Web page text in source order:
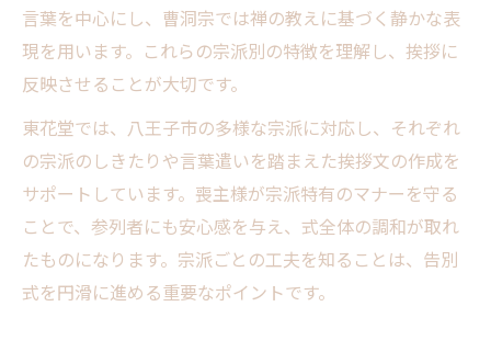
言葉を中心にし、曹洞宗では禅の教えに基づく静かな表
現を用います。これらの宗派別の特徴を理解し、挨拶に
反映させることが大切です。
東花堂では、八王子市の多様な宗派に対応し、それぞれ
の宗派のしきたりや言葉遣いを踏まえた挨拶文の作成を
サポートしています。喪主様が宗派特有のマナーを守る
ことで、参列者にも安心感を与え、式全体の調和が取れ
たものになります。宗派ごとの工夫を知ることは、告別
式を円滑に進める重要なポイントです。